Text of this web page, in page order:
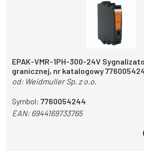
EPAK-VMR-1PH-300-24V
granicznej, nr katalogowy
od: Weidmuller Sp. z o.o.
Symbol: 7760054244
EAN:6944169733765